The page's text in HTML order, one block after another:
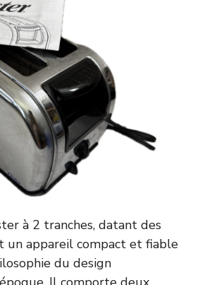
à 2 tranches, datant des
un appareil compact et fiable
du design